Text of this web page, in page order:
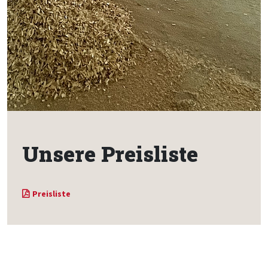
Unsere Preisliste
Preisliste